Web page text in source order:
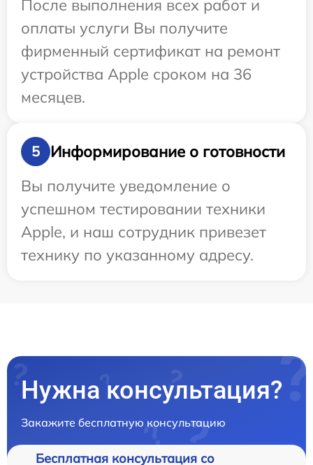
После выполнения всех работ и
оплаты услуги Вы получите
фирменный сертификат на ремонт
устройства Apple сроком на 36
месяцев.
5
Информирование о готовности
Вы получите уведомление о
успешном тестировании техники
Apple, и наш сотрудник привезет
технику по указанному адресу.
Нужна консультация?
Закажите бесплатную консультацию
Бесплатная консультация со